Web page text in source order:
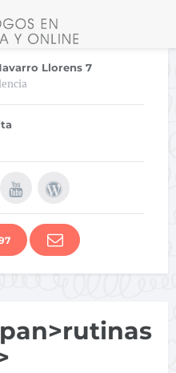
Llorens 7